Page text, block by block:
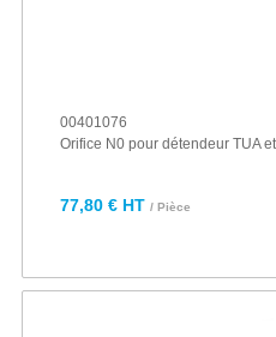
00401076
Orifice N0 pour détendeur TUA
77,80 € HT / Pièce